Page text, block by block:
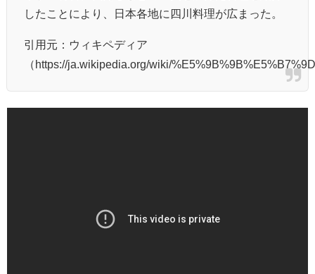
したことにより、日本各地に四川料理が広まった。
引用元：ウィキペディア
（https://ja.wikipedia.org/wiki/